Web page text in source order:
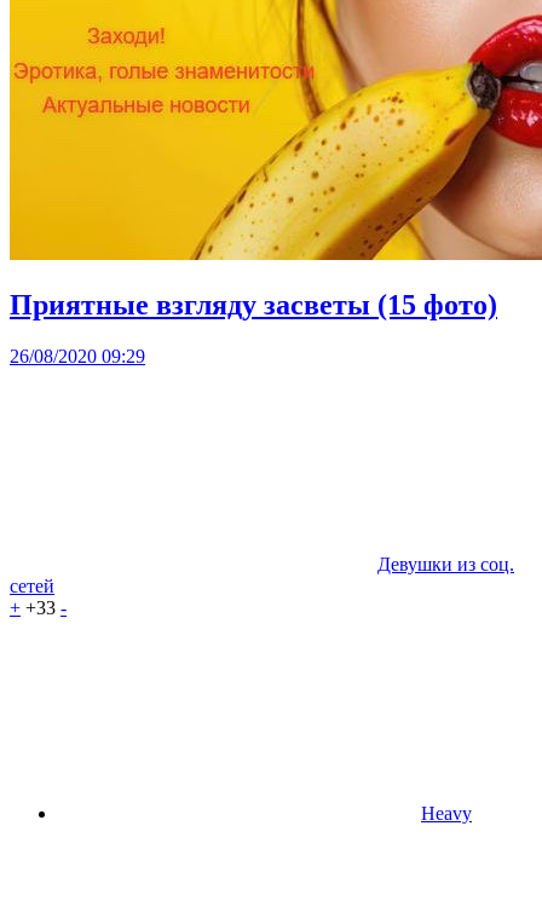
Приятные взгляду засветы (15 фото)
26/08/2020 09:29
Девушки из соц.
сетей
+ +33 -
Heavy